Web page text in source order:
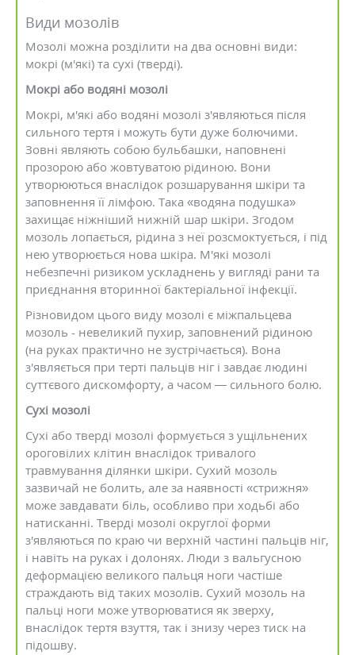
Види мозолів
Мозолі можна розділити на два основні види:
мокрі (м'які) та сухі (тверді).
Мокрі або водяні мозолі
Мокрі, м'які або водяні мозолі з'являються після
сильного тертя і можуть бути дуже болючими.
Зовні являють собою бульбашки, наповнені
прозорою або жовтуватою рідиною. Вони
утворюються внаслідок розшарування шкіри та
заповнення її лімфою. Така «водяна подушка»
захищає ніжніший нижній шар шкіри. Згодом
мозоль лопається, рідина з неї розсмоктується, і під
нею утворюється нова шкіра. М'які мозолі
небезпечні ризиком ускладнень у вигляді рани та
приєднання вторинної бактеріальної інфекції.
Різновидом цього виду мозолі є міжпальцева
мозоль - невеликий пухир, заповнений рідиною
(на руках практично не зустрічається). Вона
з'являється при терті пальців ніг і завдає людині
суттєвого дискомфорту, а часом — сильного болю.
Сухі мозолі
Сухі або тверді мозолі формується з ущільнених
ороговілих клітин внаслідок тривалого
травмування ділянки шкіри. Сухий мозоль
зазвичай не болить, але за наявності «стрижня»
може завдавати біль, особливо при ходьбі або
натисканні. Тверді мозолі округлої форми
з'являються по краю чи верхній частині пальців ніг,
і навіть на руках і долонях. Люди з вальгусною
деформацією великого пальця ноги частіше
страждають від таких мозолів. Сухий мозоль на
пальці ноги може утворюватися як зверху,
внаслідок тертя взуття, так і знизу через тиск на
підошву.